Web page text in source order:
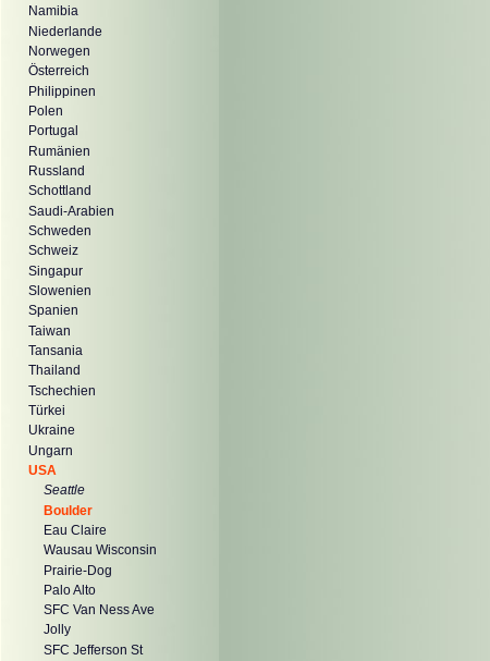
Namibia
Niederlande
Norwegen
Österreich
Philippinen
Polen
Portugal
Rumänien
Russland
Schottland
Saudi-Arabien
Schweden
Schweiz
Singapur
Slowenien
Spanien
Taiwan
Tansania
Thailand
Tschechien
Türkei
Ukraine
Ungarn
USA
Seattle
Boulder
Eau Claire
Wausau Wisconsin
Prairie-Dog
Palo Alto
SFC Van Ness Ave
Jolly
SFC Jefferson St